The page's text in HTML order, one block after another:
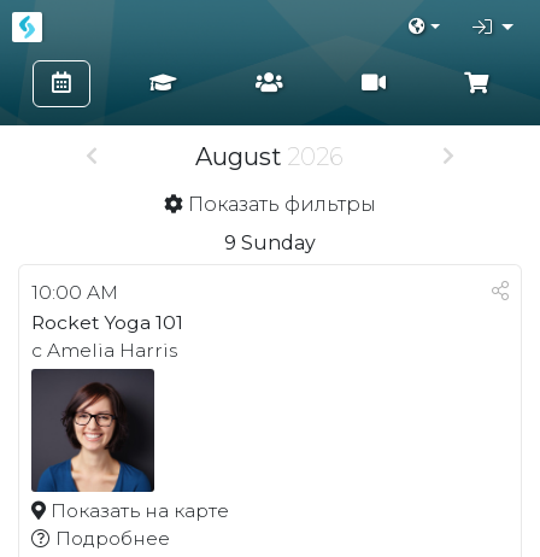
August 2026
Показать фильтры
9 Sunday
10:00 AM
Rocket Yoga 101
с Amelia Harris
Показать на карте
Подробнее